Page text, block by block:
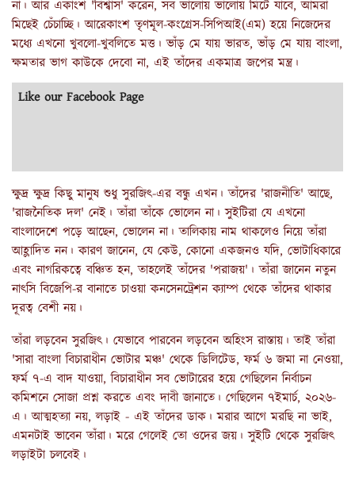
না। আর একাংশ 'বিশ্বাস' করেন, সব ভালোয় ভালোয় মিটে যাবে, আমরা
মিছেই চেঁচাচ্ছি। আরেকাংশ তৃণমূল-কংগ্রেস-সিপিআই(এম) হয়ে নিজেদের
মধ্যে এখনো খুবলো-খুবলিতে মত্ত। ভাঁড় মে যায় ভারত, ভাঁড় মে যায় বাংলা,
ক্ষমতার ভাগ কাউকে দেবো না, এই তাঁদের একমাত্র জপের মন্ত্র।
Like our Facebook Page
ক্ষুদ্র ক্ষুদ্র কিছু মানুষ শুধু সুরজিৎ-এর বন্ধু এখন। তাঁদের 'রাজনীতি' আছে,
'রাজনৈতিক দল' নেই। তাঁরা তাঁকে ভোলেন না। সুইটিরা যে এখনো
বাংলাদেশে পড়ে আছেন, ভোলেন না। তালিকায় নাম থাকলেও নিয়ে তাঁরা
আহ্লাদিত নন। কারণ জানেন, যে কেউ, কোনো একজনও যদি, ভোটাধিকারে
এবং নাগরিকত্বে বঞ্চিত হন, তাহলেই তাঁদের 'পরাজয়'। তাঁরা জানেন নতুন
নাৎসি বিজেপি-র বানাতে চাওয়া কনসেনট্রেশন ক্যাম্প থেকে তাঁদের থাকার
দূরত্ব বেশী নয়।
তাঁরা লড়বেন সুরজিৎ। যেভাবে পারবেন লড়বেন অহিংস রাস্তায়। তাই তাঁরা
'সারা বাংলা বিচারাধীন ভোটার মঞ্চ' থেকে ডিলিটেড, ফর্ম ৬ জমা না নেওয়া,
ফর্ম ৭-এ বাদ যাওয়া, বিচারাধীন সব ভোটারের হয়ে গেছিলেন নির্বাচন
কমিশনে সোজা প্রশ্ন করতে এবং দাবী জানাতে। গেছিলেন ৭ইমার্চ, ২০২৬-
এ। আত্মহত্যা নয়, লড়াই - এই তাঁদের ডাক। মরার আগে মরছি না ভাই,
এমনটাই ভাবেন তাঁরা। মরে গেলেই তো ওদের জয়। সুইটি থেকে সুরজিৎ
লড়াইটা চলবেই।